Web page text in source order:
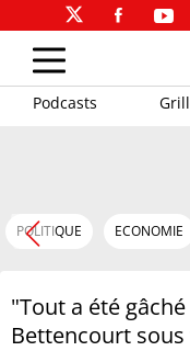
Podcasts
POLITIQUE ECONOMIE
"Tout a été
Bettencourt